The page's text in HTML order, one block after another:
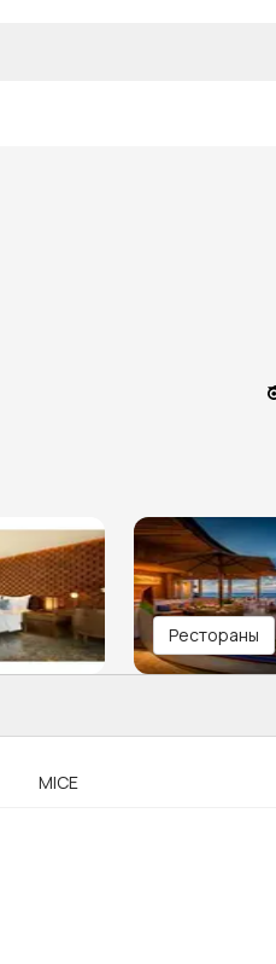
Рестораны
MICE